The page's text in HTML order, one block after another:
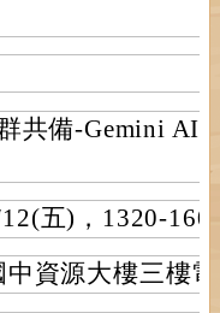
共備-Gemini AI
五)，1320-
資源大樓三樓